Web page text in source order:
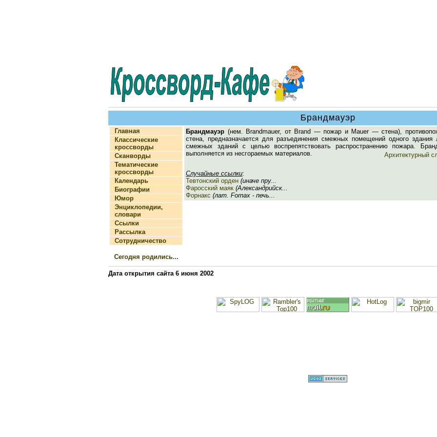
Брандмауэр
Главная
Классические
кроссворды
Сканворды
Тематические
кроссворды
Календарь
Биографии
Юмор
Энциклопедии,
словари
Ссылки
Рассылка
Сотрудничество
Сегодня родились...
Брандмауэр (нем. Brandmauer, от Brand — пожар и Mauer — стена),
стена, предназначается для разъединения смежных помещений одного здания
смежных зданий с целью воспрепятствовать распространению пожара.
выполняется из несгораемых материалов.
Архитектурный
Случайные ссылки:
Тевтонский орден (иначе пру...
Фаросский маяк (Александрийск...
Форнакс (лат. Fornax - печь...
Дата открытия сайта 6 июня 2002